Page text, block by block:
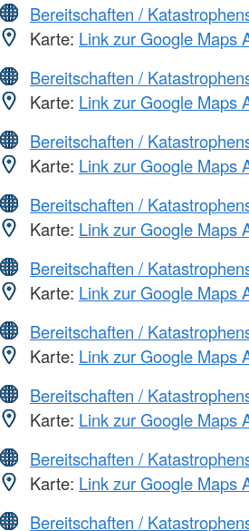
Bereitschaften /
Karte: Link zur Google Maps
Bereitschaften /
Karte: Link zur Google Maps
Bereitschaften /
Karte: Link zur Google Maps
Bereitschaften /
Karte: Link zur Google Maps
Bereitschaften /
Karte: Link zur Google Maps
Bereitschaften /
Karte: Link zur Google Maps
Bereitschaften /
Karte: Link zur Google Maps
Bereitschaften /
Karte: Link zur Google Maps
Bereitschaften /